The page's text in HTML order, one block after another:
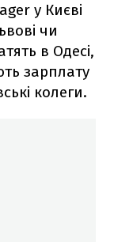
у Києві
чи
в Одесі,
зарплату
колеги.